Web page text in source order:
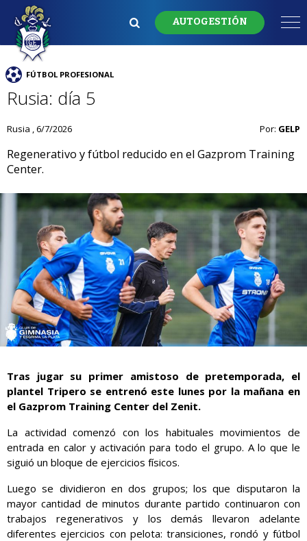
AUTOGESTIÓN
FÚTBOL PROFESIONAL
Rusia: día 5
Rusia , 6/7/2026 Por: GELP
Regenerativo y fútbol reducido en el Gazprom Training
Center.
Tras jugar su primer amistoso de pretemporada, el
plantel Tripero se entrenó este lunes por la mañana en
el Gazprom Training Center del Zenit.
La actividad comenzó con los habituales movimientos de
entrada en calor y activación para todo el grupo. A lo que le
siguió un bloque de ejercicios físicos.
Luego se dividieron en dos grupos; los que disputaron la
mayor cantidad de minutos durante partido continuaron con
trabajos regenerativos y los demás llevaron adelante
diferentes ejercicios con pelota: transiciones, rondó y fútbol